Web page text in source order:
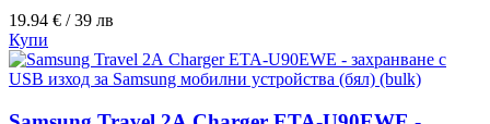
19.94 € / 39 лв
Купи